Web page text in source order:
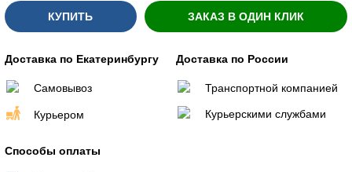
КУПИТЬ ЗАКАЗ В ОДИН КЛИК
Доставка по Екатеринбургу
Самовывоз
Курьером
Доставка по России
Транспортной компанией
Курьерскими службами
Способы оплаты